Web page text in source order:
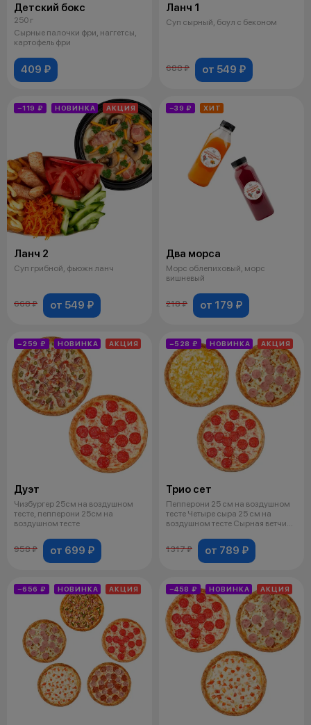
Детский бокс
250 г
Сырные палочки фри, наггетсы,
картофель фри
409 ₽
Ланч 1
Суп сырный, боул с беконом
688 ₽ от 549 ₽
−119 ₽ НОВИНКА АКЦИЯ
Ланч 2
Суп грибной, фьюжн ланч
668 ₽ от 549 ₽
−39 ₽ ХИТ
Два морса
Морс облепиховый, морс
вишневый
218 ₽ от 179 ₽
−259 ₽ НОВИНКА АКЦИЯ
Дуэт
Чизбургер 25см на воздушном
тесте, пепперони 25см на
воздушном тесте
958 ₽ от 699 ₽
−528 ₽ НОВИНКА АКЦИЯ
Трио сет
Пепперони 25 см на воздушном
тесте Четыре сыра 25 см на
воздушном тесте Сырная ветчина
1317 ₽
от 789 ₽
−656 ₽ НОВИНКА АКЦИЯ −458 ₽ НОВИНКА АКЦИЯ